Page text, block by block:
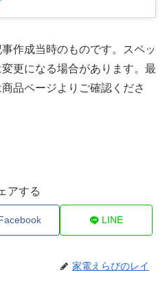
作成当時のものです。
スペッ
更になる場合があります。最
品ページよりご確認くださ
アする
LINE
家電えらびのレイ